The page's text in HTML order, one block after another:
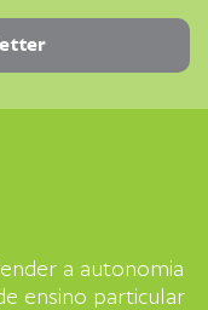
a autonomia
ensino particular